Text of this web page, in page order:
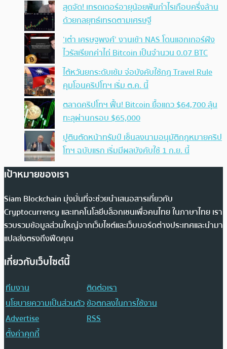
สุดจัด! เทรดเดอร์อายุน้อยฟันกำไรเกือบครึ่งล้าน
ด้วยกลยุทธ์เทรดตามเศรษฐี
‘เต๋า เศรษฐพงศ์’ งานเข้า NAS โดนแฮกเกอร์ฝัง
ไวรัสเรียกค่าไถ่ Bitcoin เป็นจำนวน 0.07 BTC
ไต้หวันยกระดับเข้ม จ่อบังคับใช้กฏ Travel Rule
คุมโอนคริปโทฯ เริ่ม ต.ค. นี้
ตลาดคริปโทฯ ฟื้น! Bitcoin ยื้อแถว $64,700 ลุ้น
ทะลุผ่านกรอบ $65,000
ปูตินตัดหน้าทรัมป์ เซ็นลงนามอนุมัติกฎหมายคริป
โทฯ ฉบับแรก เริ่มมีผลบังคับใช้ 1 ก.ย. นี้
เป้าหมายของเรา
Siam Blockchain มุ่งมั่นที่จะช่วยนำเสนอสารเกี่ยวกับ
Cryptocurrency และเทคโนโลยีบล็อกเชนเพื่อคนไทย ในภาษาไทย เรา
รวบรวมข้อมูลส่วนใหญ่จากเว็บไซต์และเว็บบอร์ดต่างประเทศและนำมา
แปลส่งตรงถึงฟีดคุณ
เกี่ยวกับเว็บไซต์นี้
ทีมงาน
ติดต่อเรา
นโยบายความเป็นส่วนตัวข้อตกลงในการใช้งาน
Advertise
RSS
ตั้งค่าคุกกี้